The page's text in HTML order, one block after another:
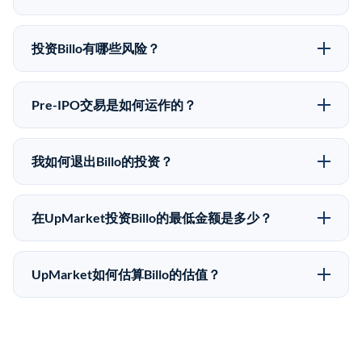
同。
可以。合格投资者可以通过填写本页表单或在
upmarket.co创建账户来表达对Billo股份的投资意向。所
50,000美元。UpMarket是FINRA注册的经纪交易商，
自2019年以来已经纪超过5亿美元的另类投资。
投资Billo有哪些风险？
Pre-IPO投资存在重大风险。Billo的股份流动性低，意味
着没有公开市场可以快速出售。不存在确定的退出时间
能全部损失的准备。私有公司的估值在融资轮次之间可
能大幅波动。投资者应在投资前咨询其财务顾问并审阅
Pre-IPO交易是如何运作的？
在Pre-IPO交易中，合格投资者通过二级市场平台从现有
股东（如员工、早期投资者或其他持有人）处购买股
为FINRA注册的经纪交易商促成这些交易，代表双方处
理合规、文件和结算事宜。
我如何退出Billo的投资？
Pre-IPO持股主要有两种退出途径：在二级市场将股份出
售给其他买家，或持有直到公司完成IPO或被收购。两
市场条件。任何退出的时间都是不可预测的，投资者应
做好多年持有的准备。
在UpMarket投资Billo的最低金额是多少？
UpMarket上大多数Pre-IPO产品的最低投资金额为
50,000美元。具体金额可能因产品和股份供应情况而有
UpMarket如何估算Billo的估值？